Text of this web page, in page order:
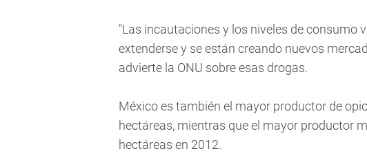
"Las incautaciones y los niveles de consumo
extenderse y se están creando nuevos
advierte la ONU sobre esas drogas.
México es también el mayor productor de
hectáreas, mientras que el mayor productor
hectáreas en 2012.